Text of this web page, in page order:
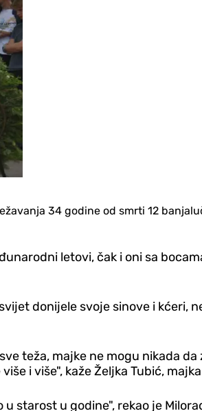
34 godine od smrti 12
letovi, čak i oni sa
donijele svoje sinove i kćeri,
teža, majke ne mogu nikada
i više", kaže Željka Tubić,
starost u godine", rekao je